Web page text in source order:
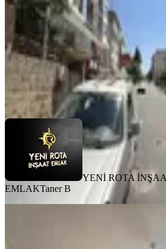
3+1· 155 m²
18.000 ₺
YENİ ROTA İNŞAAT EMLAKTaner B
Ara
YENİ ROTA
EMLAKTaner B